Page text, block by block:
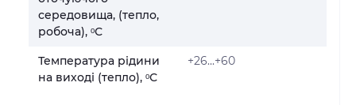
середовища, (тепло,
робоча), ᵒС
Температура рідини
на виході (тепло), ᵒС
+26...+60